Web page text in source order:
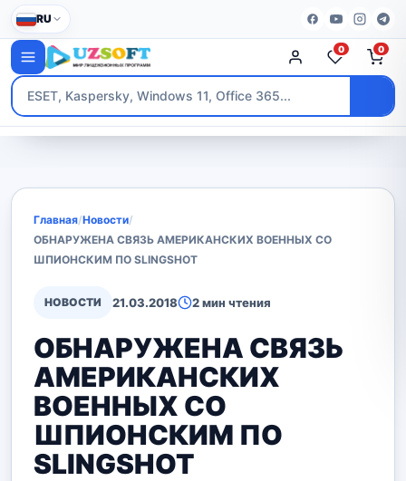
RU
0 0
Главная/Новости/
ОБНАРУЖЕНА СВЯЗЬ АМЕРИКАНСКИХ ВОЕННЫХ СО
ШПИОНСКИМ ПО SLINGSHOT
НОВОСТИ 21.03.2018 2 мин чтения
ОБНАРУЖЕНА СВЯЗЬ
АМЕРИКАНСКИХ
ВОЕННЫХ СО
ШПИОНСКИМ ПО
SLINGSHOT